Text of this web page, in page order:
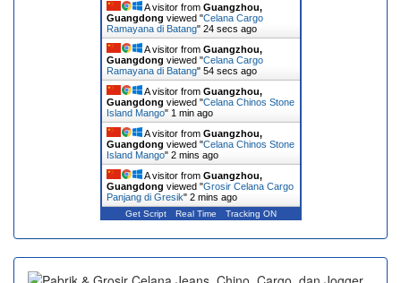
A visitor from Guangzhou,
Guangdong viewed "Celana Cargo
Ramayana di Batang" 24 secs ago
A visitor from Guangzhou,
Guangdong viewed "Celana Cargo
Ramayana di Batang" 54 secs ago
A visitor from Guangzhou,
Guangdong viewed "Celana Chinos Stone
Island Mango" 1 min ago
A visitor from Guangzhou,
Guangdong viewed "Celana Chinos Stone
Island Mango" 2 mins ago
A visitor from Guangzhou,
Guangdong viewed "Grosir Celana Cargo
Panjang di Gresik" 2 mins ago
Get Script Real Time Tracking ON